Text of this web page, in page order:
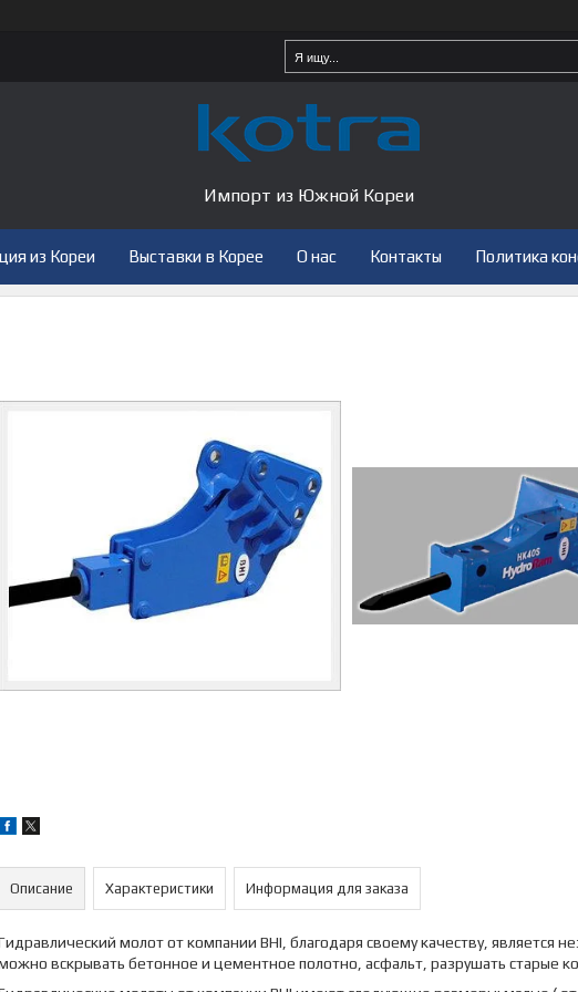
Импорт из Южной Кореи
из Кореи Выставки в Корее О нас Контакты Политика
Описание Характеристики Информация для заказа
молот от компании BHI, благодаря своему качеству,
вскрывать бетонное и цементное полотно, асфальт, разрушать старые